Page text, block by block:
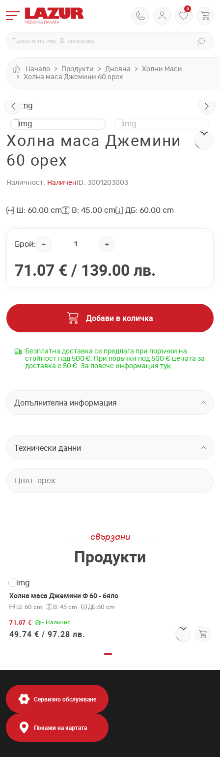
0
Начало Продукти Дневна
Холни Маси
Холна маса Джемини 60 орех
Холна маса Джемини
60 орех
Наличност: Наличен ID: 3001203003
Ш: 60.00 cm В: 45.00 cm ДБ: 60.00 cm
Брой:
71.07 € / 139.00 лв.
Добави в количка
Безплатна доставка се предлага при поръчки на
стойност над 500 €. При поръчки под 500 € цената за
доставка е 50 €. За повече информация тук.
Допълнителна информация
Технически данни
Цвят: орех
свързани
Продукти
-30%
Холна маса Джемини Ф 60 - бяло
Ш: 60 cm В: 45 cm ДБ:60 cm
71.07 € - Налично
49.74 € / 97.28 лв.
Сервизно обслужване
Покажи на картата